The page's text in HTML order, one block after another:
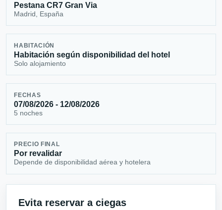
Pestana CR7 Gran Via
Madrid, España
HABITACIÓN
Habitación según disponibilidad del hotel
Solo alojamiento
FECHAS
07/08/2026 - 12/08/2026
5 noches
PRECIO FINAL
Por revalidar
Depende de disponibilidad aérea y hotelera
Evita reservar a ciegas